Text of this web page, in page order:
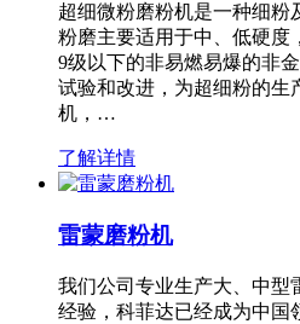
超细微粉磨粉机是一种细粉
粉磨主要适用于中、低硬度
9级以下的非易燃易爆的非
试验和改进，为超细粉的生
机，…
了解详情
雷蒙磨粉机
我们公司专业生产大、中型
经验，科菲达已经成为中国